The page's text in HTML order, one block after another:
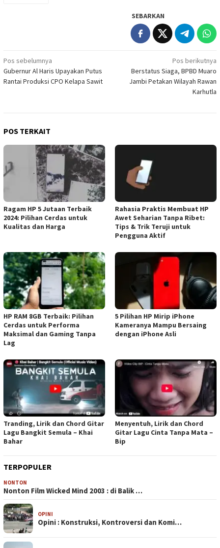
SEBARKAN
Navigasi
pos
Pos sebelumnya
Gubernur Al Haris Upayakan Putus
Rantai Produksi CPO Kelapa Sawit
Pos berikutnya
Berstatus Siaga, BPBD Muaro
Jambi Petakan Wilayah Rawan
Karhutla
POS TERKAIT
Ragam HP 5 Jutaan Terbaik
2024: Pilihan Cerdas untuk
Kualitas dan Harga
Rahasia Praktis Membuat HP
Awet Seharian Tanpa Ribet:
Tips & Trik Teruji untuk
Pengguna Aktif
HP RAM 8GB Terbaik: Pilihan
Cerdas untuk Performa
Maksimal dan Gaming Tanpa
Lag
5 Pilihan HP Mirip iPhone
Kameranya Mampu Bersaing
dengan iPhone Asli
Tranding, Lirik dan Chord Gitar
Lagu Bangkit Semula – Khai
Bahar
Menyentuh, Lirik dan Chord
Gitar Lagu Cinta Tanpa Mata –
Bip
TERPOPULER
NONTON
Nonton Film Wicked Mind 2003 : di Balik …
OPINI
Opini : Konstruksi, Kontroversi dan Komi…